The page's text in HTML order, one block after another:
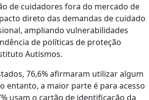
de cuidadores fora do mercado de
direto das demandas de cuidado
ampliando vulnerabilidades
de políticas de proteção
Autismos.
76,6% afirmaram utilizar algum
entanto, a maior parte é para acesso
usam o cartão de identificação da